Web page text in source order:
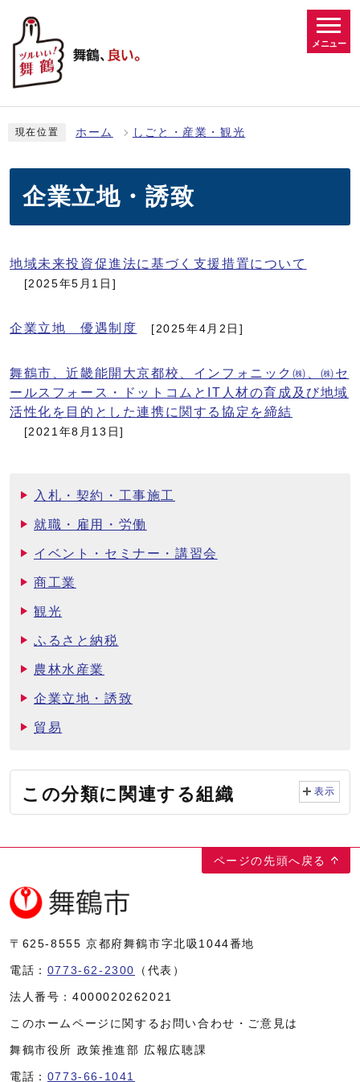
メニュー
現在位置 ホーム しごと・産業・観光
企業立地・誘致
地域未来投資促進法に基づく支援措置について
[2025年5月1日]
企業立地 優遇制度 [2025年4月2日]
舞鶴市、近畿能開大京都校、インフォニック㈱、㈱セ
ールスフォース・ドットコムとIT人材の育成及び地域
活性化を目的とした連携に関する協定を締結
[2021年8月13日]
入札・契約・工事施工
就職・雇用・労働
イベント・セミナー・講習会
商工業
観光
ふるさと納税
農林水産業
企業立地・誘致
貿易
この分類に関連する組織 表示
ページの先頭へ戻る
〒625-8555 京都府舞鶴市字北吸1044番地
電話： 0773-62-2300 （代表）
法人番号： 4000020262021
このホームページに関するお問い合わせ・ご意見は
舞鶴市役所 政策推進部 広報広聴課
電話： 0773-66-1041